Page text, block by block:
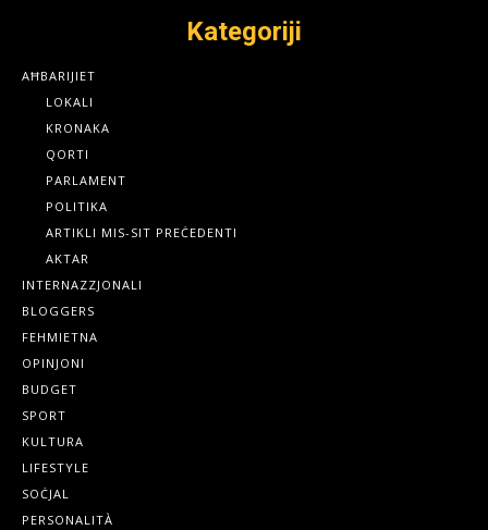
Kategoriji
AĦBARIJIET
LOKALI
KRONAKA
QORTI
PARLAMENT
POLITIKA
ARTIKLI MIS-SIT PREĊEDENTI
AKTAR
INTERNAZZJONALI
BLOGGERS
FEHMIETNA
OPINJONI
BUDGET
SPORT
KULTURA
LIFESTYLE
SOĊJAL
PERSONALITÀ